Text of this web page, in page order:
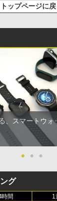
トップページに
、スマートウォ
● ● ●
グ
時間 1